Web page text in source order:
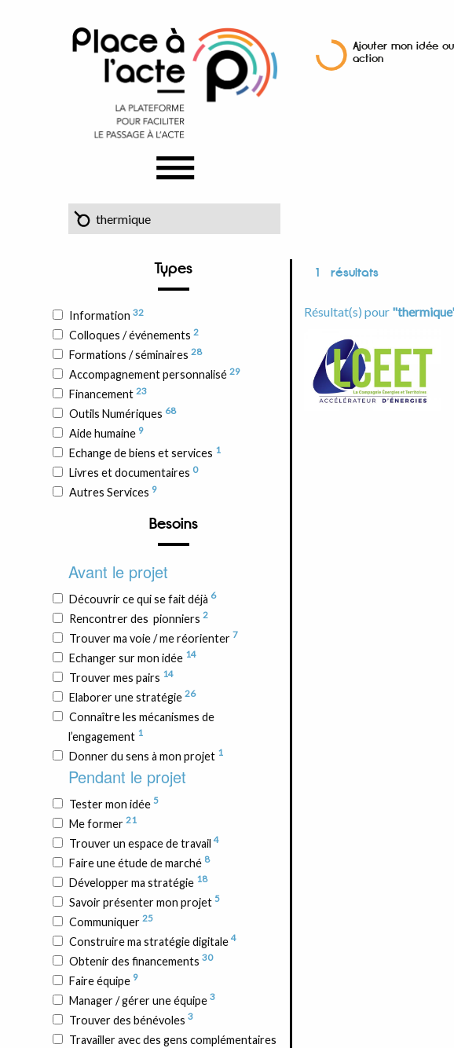
Ajouter mon idée ou
action
Types
Information 32
Colloques / événements 2
Formations / séminaires 28
Accompagnement personnalisé 29
Financement 23
Outils Numériques 68
Aide humaine 9
Echange de biens et services 1
Livres et documentaires 0
Autres Services 9
Besoins
Avant le projet
Découvrir ce qui se fait déjà 6
Rencontrer des pionniers 2
Trouver ma voie / me réorienter 7
Echanger sur mon idée 14
Trouver mes pairs 14
Elaborer une stratégie 26
Connaître les mécanismes de
l’engagement 1
Donner du sens à mon projet 1
Pendant le projet
Tester mon idée 5
Me former 21
Trouver un espace de travail 4
Faire une étude de marché 8
Développer ma stratégie 18
Savoir présenter mon projet 5
Communiquer 25
Construire ma stratégie digitale 4
Obtenir des financements 30
Faire équipe 9
Manager / gérer une équipe 3
Trouver des bénévoles 3
Travailler avec des gens complémentaires
1 résultats
Résultat(s) pour